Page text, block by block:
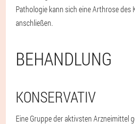
Pathologie kann sich eine Arthrose des
anschließen.
BEHANDLUNG
KONSERVATIV
Eine Gruppe der aktivsten Arzneimittel